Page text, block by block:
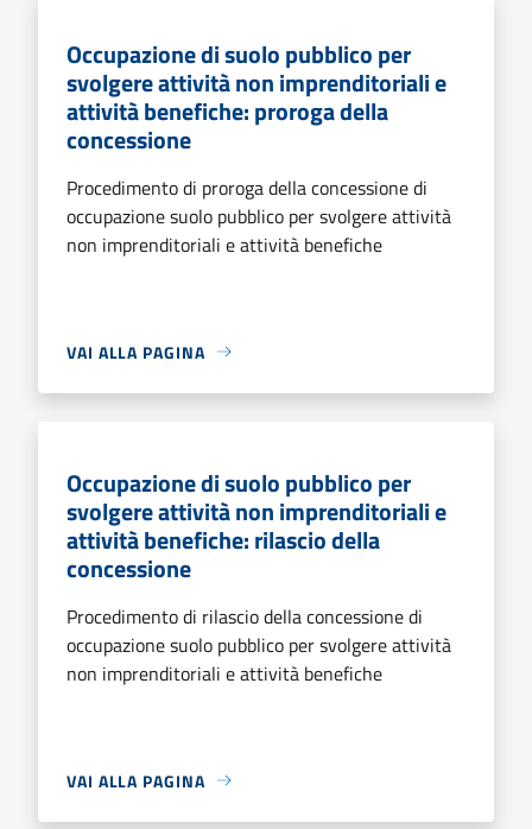
Occupazione di suolo pubblico per
svolgere attività non imprenditoriali e
attività benefiche: proroga della
concessione
Procedimento di proroga della concessione di
occupazione suolo pubblico per svolgere attività
non imprenditoriali e attività benefiche
VAI ALLA PAGINA
Occupazione di suolo pubblico per
svolgere attività non imprenditoriali e
attività benefiche: rilascio della
concessione
Procedimento di rilascio della concessione di
occupazione suolo pubblico per svolgere attività
non imprenditoriali e attività benefiche
VAI ALLA PAGINA